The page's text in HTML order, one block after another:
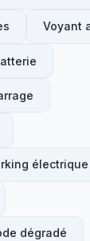
Voyant
électrique
dégradé